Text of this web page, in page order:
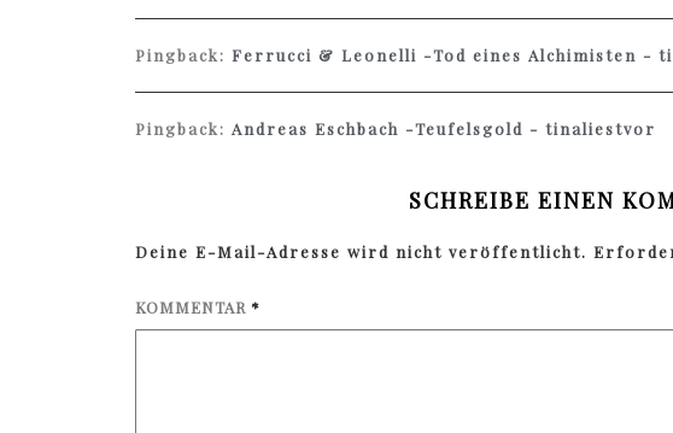
Pingback:Ferrucci & Leonelli -Tod eines Alchimisten -
Pingback:Andreas Eschbach -Teufelsgold - tinaliestvor
SCHREIBE EINEN
Deine E-Mail-Adresse wird nicht veröffentlicht.
KOMMENTAR *